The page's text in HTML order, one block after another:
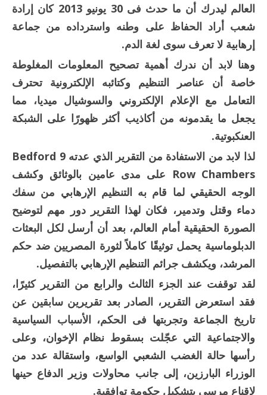
العالم ليدرك أن ما حدث فى 30 يونيو 2013 كان إرادة
شعب أراد الحفاظ على وطنه واسترداده من جماعة
إرهابية لا تعرف سوى لغة الدم.
وهنا لابد أن ندرك أهمية تصحيح المعلومات المغلوطة
خاصة أن عناصر التنظيم وكتائبه الإلكترونية تحترف
التعامل مع الإعلام الإلكتروني والسوشيال ميديا، مما
يجعل ما يقدمونه من أكاذيب أكثر ظهورًا على الشبكة
العنكبوتية.
لذا لابد من الاستفادة من التقرير الذي عدته 9 Bedford
Row Chambers على مدى عامين بالوثائق وكشف
الوجه الحقيقي لما قام به التنظيم الإرهابي من سفك
دماء وقتل وتدمير، فكان لهذا التقرير دور مهم لتوضيح
الصورة الحقيقية أمام العالم، بعد أن أرسل لكل البعثات
الدبلوماسية يحمل توثيقًا كاملاً لثورة المصريين ضد حكم
المرشد، ويكشف جرائم التنظيم الإرهابي بالتفصيل.
لقد توقفت عند الجزء الثالث والرابع من التقرير كثيرًا،
فقد استعرض التقرير، الصادر بعد تقريرين سابقين عن
تاريخ الجماعة وتجربتها فى الحكم، الأسباب السياسية
والاجتماعية التي عجّلت بسقوط نظام الإخوان، وعلى
رأسها حالة الغضب الشعبي الواسع، واستقالة عدد من
الوزراء البارزين، إلى جانب محاولات وزير الدفاع حينها
لإقناع مرسي بتشكيل حكومة توافقية.